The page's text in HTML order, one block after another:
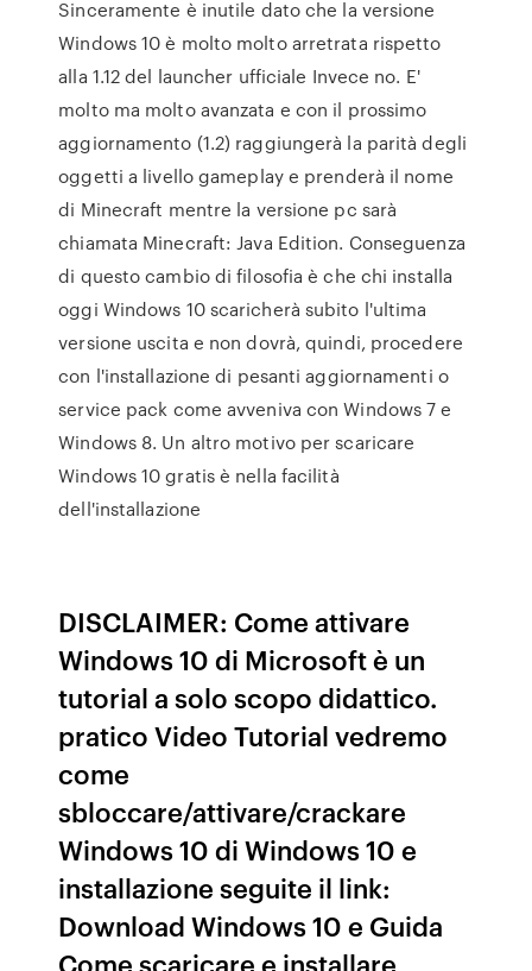
Sinceramente è inutile dato che la versione
Windows 10 è molto molto arretrata rispetto
alla 1.12 del launcher ufficiale Invece no. E'
molto ma molto avanzata e con il prossimo
aggiornamento (1.2) raggiungerà la parità degli
oggetti a livello gameplay e prenderà il nome
di Minecraft mentre la versione pc sarà
chiamata Minecraft: Java Edition. Conseguenza
di questo cambio di filosofia è che chi installa
oggi Windows 10 scaricherà subito l'ultima
versione uscita e non dovrà, quindi, procedere
con l'installazione di pesanti aggiornamenti o
service pack come avveniva con Windows 7 e
Windows 8. Un altro motivo per scaricare
Windows 10 gratis è nella facilità
dell'installazione
DISCLAIMER: Come attivare
Windows 10 di Microsoft è un
tutorial a solo scopo didattico.
pratico Video Tutorial vedremo
come
sbloccare/attivare/crackare
Windows 10 di Windows 10 e
installazione seguite il link:
Download Windows 10 e Guida
Come scaricare e installare